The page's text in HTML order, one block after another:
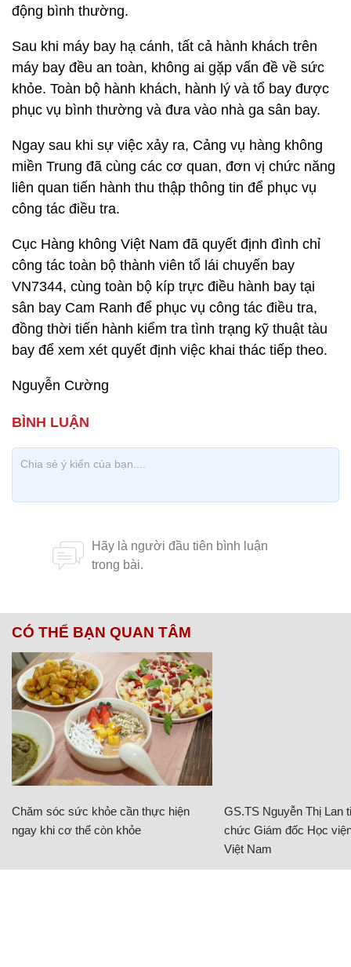
động bình thường.
Sau khi máy bay hạ cánh, tất cả hành khách trên
máy bay đều an toàn, không ai gặp vấn đề về sức
khỏe. Toàn bộ hành khách, hành lý và tổ bay được
phục vụ bình thường và đưa vào nhà ga sân bay.
Ngay sau khi sự việc xảy ra, Cảng vụ hàng không
miền Trung đã cùng các cơ quan, đơn vị chức năng
liên quan tiến hành thu thập thông tin để phục vụ
công tác điều tra.
Cục Hàng không Việt Nam đã quyết định đình chỉ
công tác toàn bộ thành viên tổ lái chuyến bay
VN7344, cùng toàn bộ kíp trực điều hành bay tại
sân bay Cam Ranh để phục vụ công tác điều tra,
đồng thời tiến hành kiểm tra tình trạng kỹ thuật tàu
bay để xem xét quyết định việc khai thác tiếp theo.
Nguyễn Cường
CÓ THỂ BẠN QUAN TÂM
Chăm sóc sức khỏe cần thực hiện
ngay khi cơ thể còn khỏe
GS.TS Nguyễn Thị Lan
chức Giám đốc Học
Việt Nam